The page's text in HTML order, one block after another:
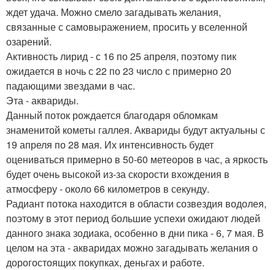
ждет удача. Можно смело загадывать желания,
связанные с самовыражением, просить у вселенной
озарений.
Активность лирид - с 16 по 25 апреля, поэтому пик
ожидается в ночь с 22 по 23 число с примерно 20
падающими звездами в час.
Эта - аквариды.
Данный поток рождается благодаря обломкам
знаменитой кометы галлея. Аквариды будут актуальны с
19 апреля по 28 мая. Их интенсивность будет
оцениваться примерно в 50-60 метеоров в час, а яркость
будет очень высокой из-за скорости вхождения в
атмосферу - около 66 километров в секунду.
Радиант потока находится в области созвездия водолея,
поэтому в этот период большие успехи ожидают людей
данного знака зодиака, особенно в дни пика - 6, 7 мая. В
целом на эта - акваридах можно загадывать желания о
дорогостоящих покупках, деньгах и работе.